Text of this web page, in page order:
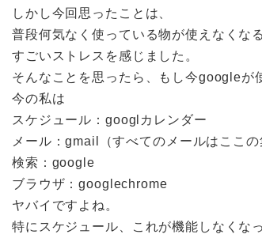
しかし今回思ったことは、
普段何気なく使っている物が使えなくな
すごいストレスを感じました。
そんなことを思ったら、もし今googleが
今の私は
スケジュール：googlカレンダー
メール：gmail（すべてのメールはここの
検索：google
ブラウザ：googlechrome
ヤバイですよね。
特にスケジュール、これが機能しなくな